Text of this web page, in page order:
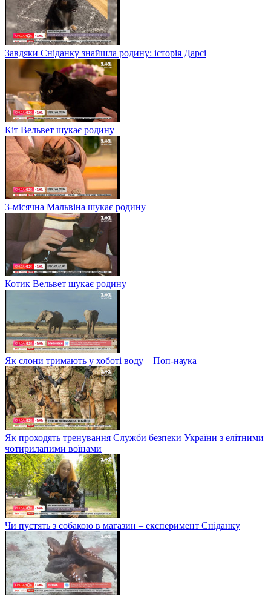
Завдяки Сніданку знайшла родину: історія Дарсі
Кіт Вельвет шукає родину
3-місячна Мальвіна шукає родину
Котик Вельвет шукає родину
Як слони тримають у хоботі воду – Поп-наука
Як проходять тренування Служби безпеки України з елітними
чотирилапими воїнами
Чи пустять з собакою в магазин – експеримент Сніданку